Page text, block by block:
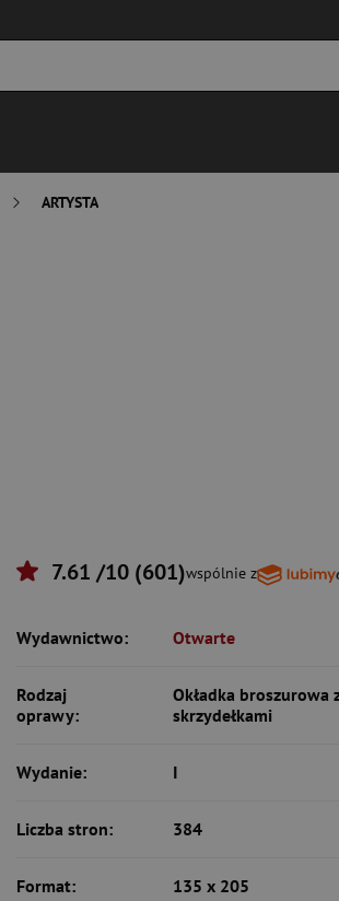
ARTYSTA
7.61 /10 (601)wspólnie z
Wydawnictwo: Otwarte
Rodzaj
oprawy:
Okładka broszurowa
skrzydełkami
Wydanie: I
Liczba stron: 384
Format: 135 x 205